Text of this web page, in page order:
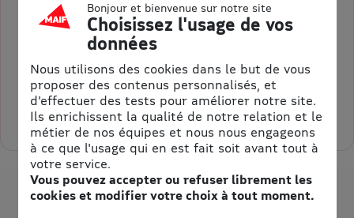
Adulte à partir de 13 ans.
15,00 €
Au lieu de 17,50 €
= 2,50 € d’économie
Sélectionner la quantité pour Adulte Parc Mini-Châteaux de la
Bonjour et bienvenue sur notre site
Choisissez l'usage de vos
données
Nous utilisons des cookies dans le but de vous
proposer des contenus personnalisés, et
d'effectuer des tests pour améliorer notre site.
Ils enrichissent la qualité de notre relation et le
métier de nos équipes et nous nous engageons
à ce que l'usage qui en est fait soit avant tout à
votre service.
Vous pouvez accepter ou refuser librement les
cookies et modifier votre choix à tout moment.